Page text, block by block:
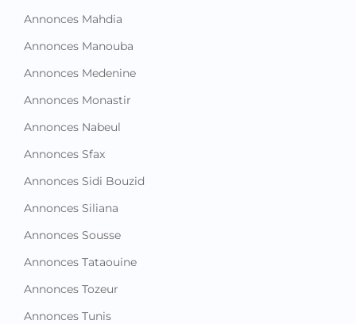
Annonces Mahdia
Annonces Manouba
Annonces Medenine
Annonces Monastir
Annonces Nabeul
Annonces Sfax
Annonces Sidi Bouzid
Annonces Siliana
Annonces Sousse
Annonces Tataouine
Annonces Tozeur
Annonces Tunis